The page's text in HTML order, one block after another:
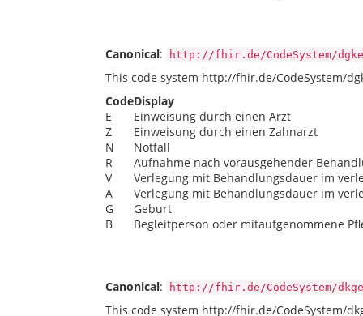
Canonical: http://fhir.de/CodeSystem/
This code system http://fhir.de/CodeSystem/
CodeDisplay
E
Einweisung durch einen Arzt
Z
Einweisung durch einen Zahnarzt
N
Notfall
R
Aufnahme nach vorausgehender
V
Verlegung mit Behandlungsdauer im
A
Verlegung mit Behandlungsdauer im
G
Geburt
B
Begleitperson oder mitaufgenommene
Canonical: http://fhir.de/CodeSystem/
This code system http://fhir.de/CodeSystem/